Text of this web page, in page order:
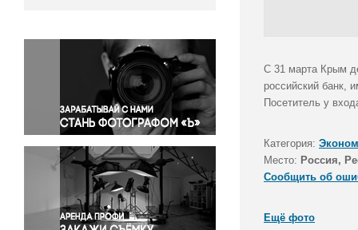
Окружающая среда
Политика
Правосудие
Происшествия и конфликты
Религия
Светская жизнь
Спорт
Экология
Экономика и бизнес
С 31 марта Крым
российский банк,
Посетитель у
Категория:
Место: Россия,
Сообщить об
Ещё фото